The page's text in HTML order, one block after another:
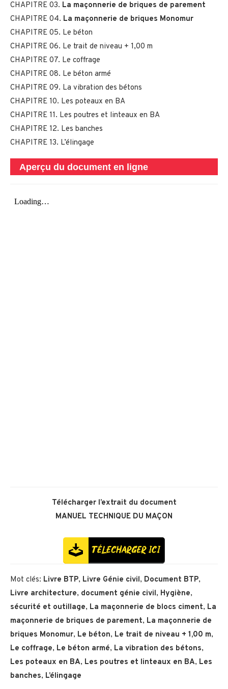
CHAPITRE 03. La maçonnerie de briques de parement
CHAPITRE 04. La maçonnerie de briques Monomur
CHAPITRE 05. Le béton
CHAPITRE 06. Le trait de niveau + 1,00 m
CHAPITRE 07. Le coffrage
CHAPITRE 08. Le béton armé
CHAPITRE 09. La vibration des bétons
CHAPITRE 10. Les poteaux en BA
CHAPITRE 11. Les poutres et linteaux en BA
CHAPITRE 12. Les banches
CHAPITRE 13. L’élingage
Aperçu du document en ligne
Télécharger l’extrait du document
MANUEL TECHNIQUE DU MAÇON
Mot clés: Livre BTP, Livre Génie civil, Document BTP,
Livre architecture, document génie civil, Hygiène,
sécurité et outillage, La maçonnerie de blocs ciment, La
maçonnerie de briques de parement, La maçonnerie de
briques Monomur, Le béton, Le trait de niveau + 1,00 m,
Le coffrage, Le béton armé, La vibration des bétons,
Les poteaux en BA, Les poutres et linteaux en BA, Les
banches, L’élingage